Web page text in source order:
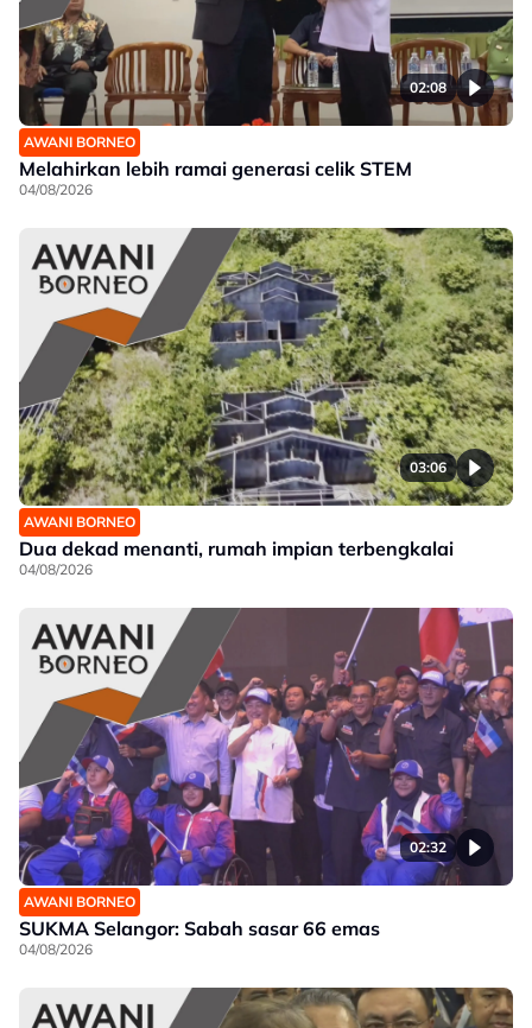
02:08
AWANI BORNEO
Melahirkan lebih ramai generasi celik STEM
04/08/2026
03:06
AWANI BORNEO
Dua dekad menanti, rumah impian terbengkalai
04/08/2026
02:32
AWANI BORNEO
SUKMA Selangor: Sabah sasar 66 emas
04/08/2026